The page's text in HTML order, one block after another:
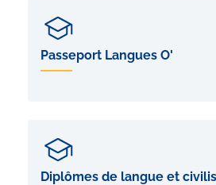
Passeport Langues O'
Diplômes de langue et